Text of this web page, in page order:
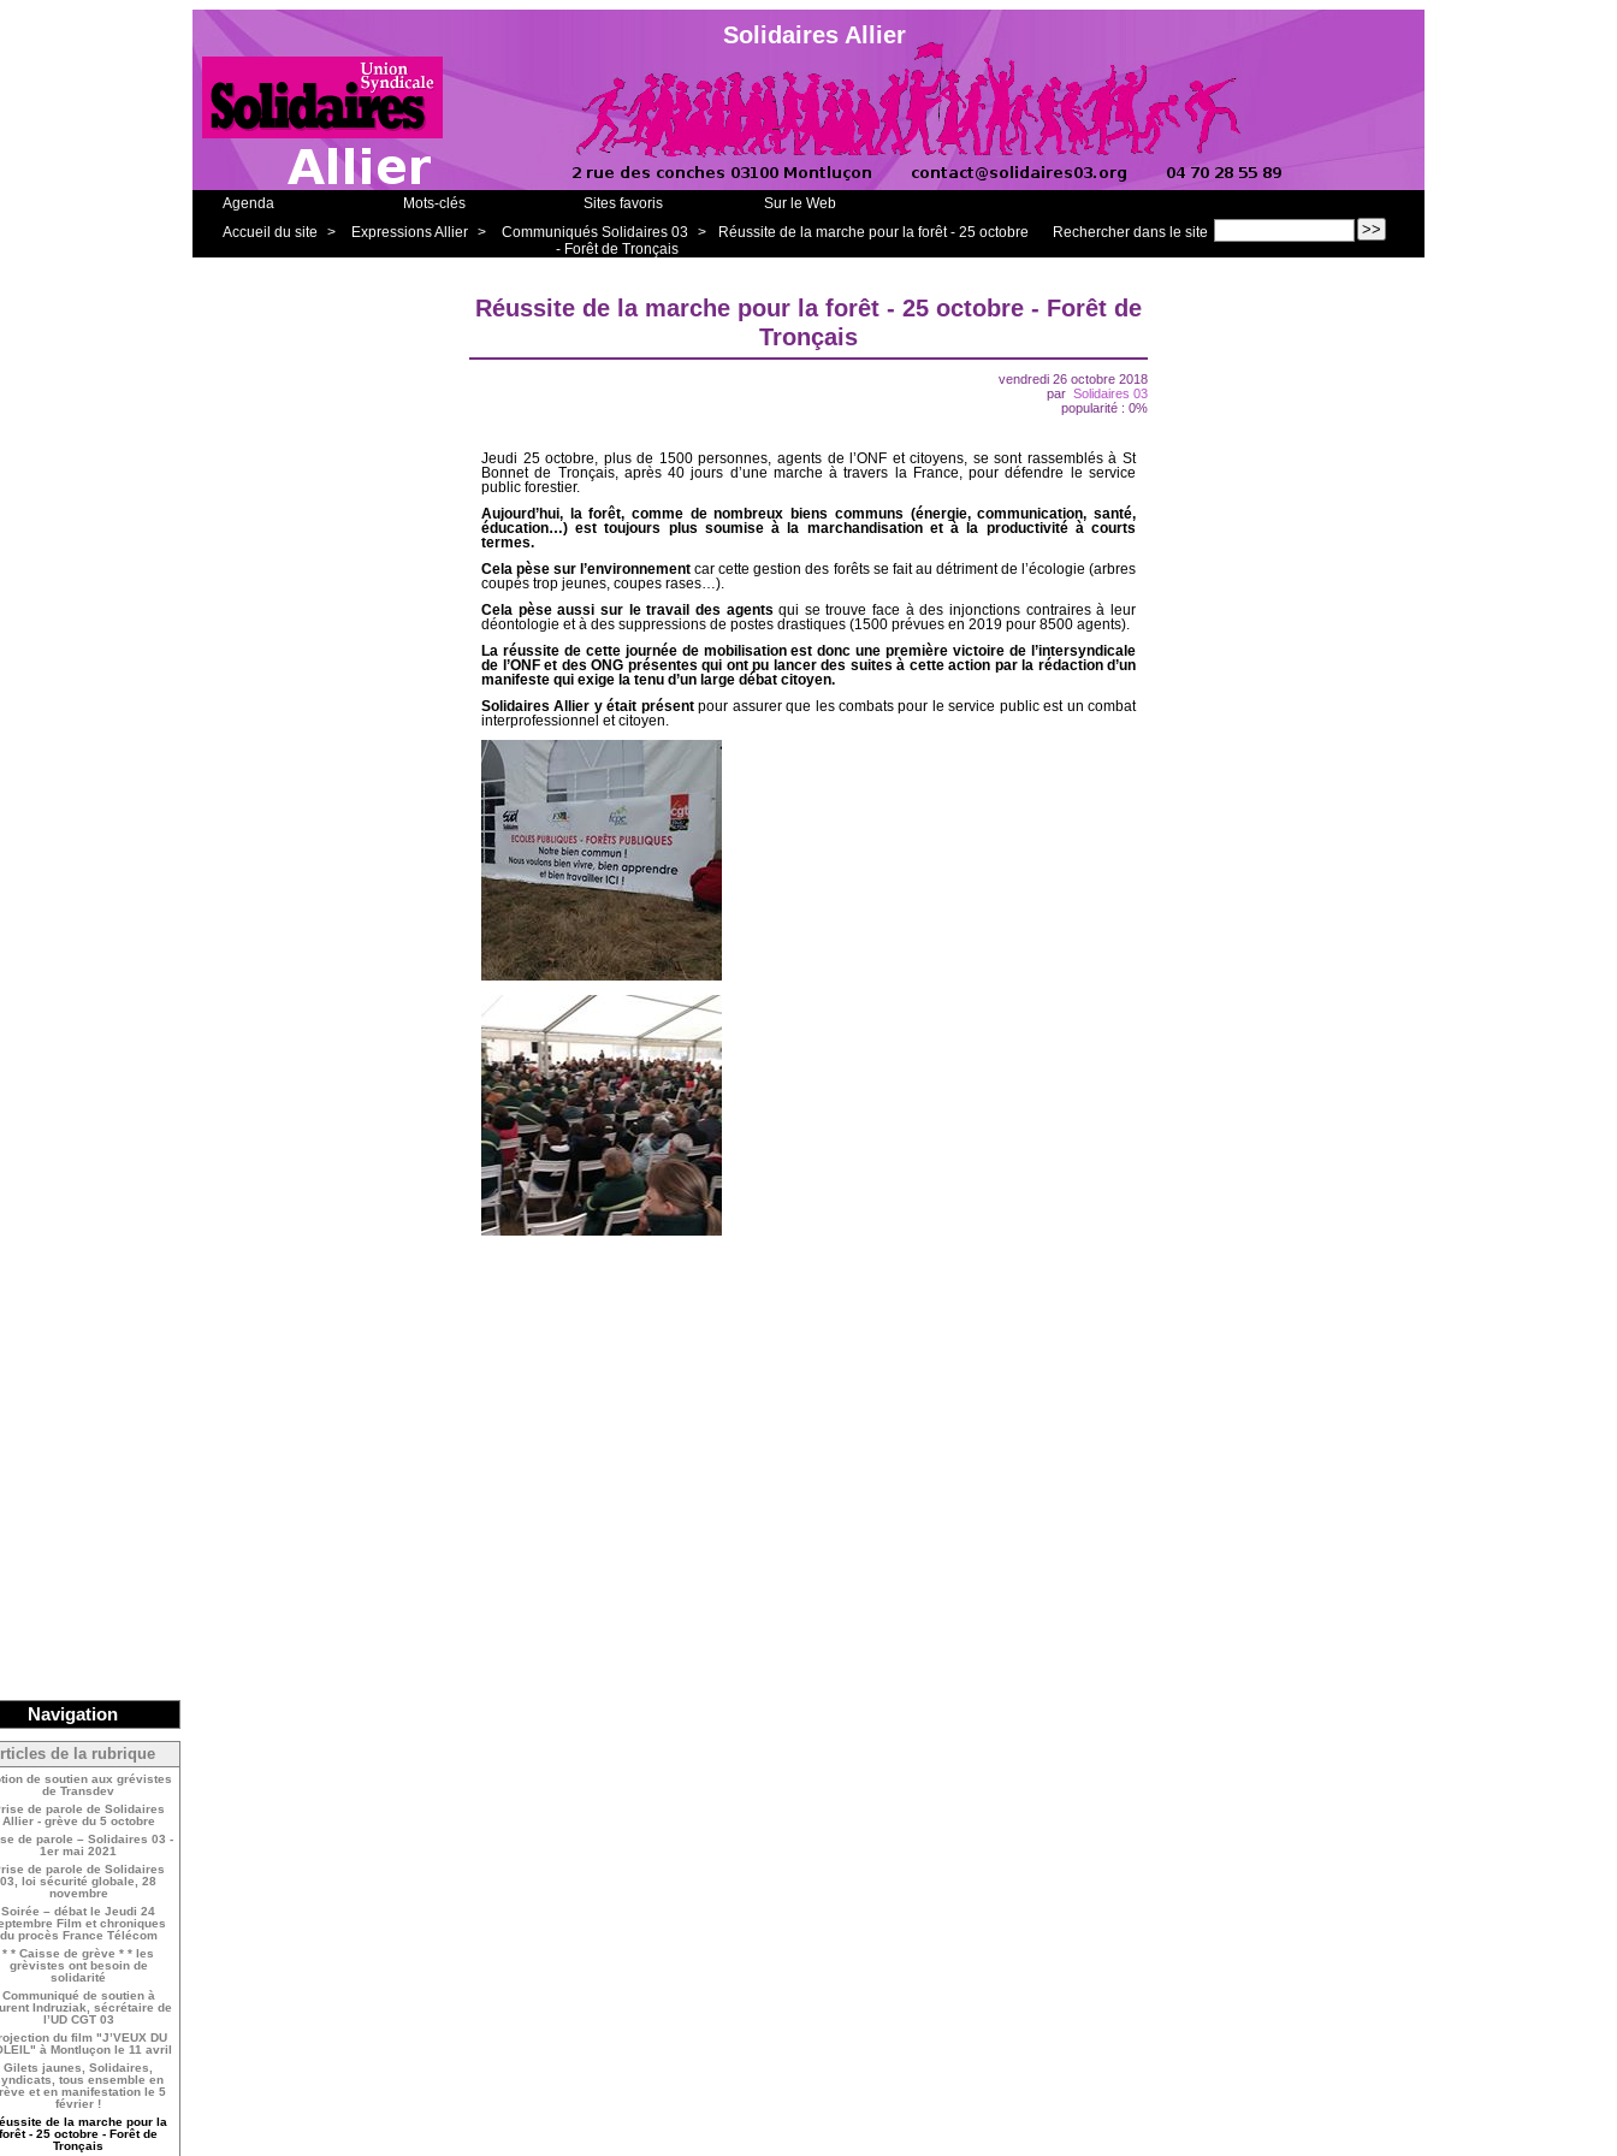
Solidaires Allier
Agenda Mots-clés Sites favoris
Sur le Web
Rechercher dans le site
Accueil du site > Expressions Allier > Communiqués Solidaires 03 >
Réussite de la marche pour la forêt - 25 octobre
- Forêt de Tronçais
Réussite de la marche pour la forêt - 25 octobre - Forêt de
Tronçais
vendredi 26 octobre 2018
par Solidaires 03
popularité : 0%
Jeudi 25 octobre, plus de 1500 personnes, agents de l’ONF et citoyens, se sont rassemblés à St
Bonnet de Tronçais, après 40 jours d’une marche à travers la France, pour défendre le service
public forestier.
Aujourd’hui, la forêt, comme de nombreux biens communs (énergie, communication, santé,
éducation…) est toujours plus soumise à la marchandisation et à la productivité à courts
termes.
Cela pèse sur l’environnementcar cette gestion des forêts se fait au détriment de l’écologie (arbres
coupés trop jeunes, coupes rases…).
Cela pèse aussi sur le travail des agents qui se trouve face à des injonctions contraires à leur
déontologie et à des suppressions de postes drastiques (1500 prévues en 2019 pour 8500 agents).
La réussite de cette journée de mobilisation est donc une première victoire de l’intersyndicale
de l’ONF et des ONG présentes qui ont pu lancer des suites à cette action par la rédaction d’un
manifeste qui exige la tenu d’un large débat citoyen.
Solidaires Allier y était présentpour assurer que les combats pour le service public est un combat
interprofessionnel et citoyen.
Navigation
de la rubrique
de soutien aux grévistes
de Transdev
de parole de Solidaires
Allier - grève du 5 octobre
de parole – Solidaires 03 -
1er mai 2021
de parole de Solidaires
03, loi sécurité globale, 28
novembre
Soirée – débat le Jeudi 24
Film et chroniques
du procès France Télécom
* * Caisse de grève * * les
grèvistes ont besoin de
solidarité
Communiqué de soutien à
Indruziak, sécrétaire de
l’UD CGT 03
du film "J’VEUX DU
à Montluçon le 11 avril
Gilets jaunes, Solidaires,
tous ensemble en
et en manifestation le 5
février !
de la marche pour la
forêt - 25 octobre - Forêt de
Tronçais